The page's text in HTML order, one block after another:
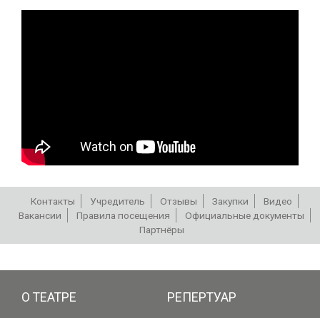
Контакты Учредитель Отзывы Закупки
Видео
Вакансии
Правила посещения
Официальные документы
Партнёры
О ТЕАТРЕ РЕПЕРТУАР